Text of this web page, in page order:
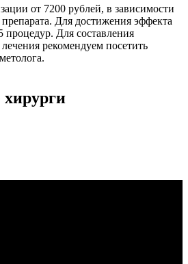
от 7200 рублей, в зависимости
Для достижения эффекта
процедур. Для составления
рекомендуем посетить